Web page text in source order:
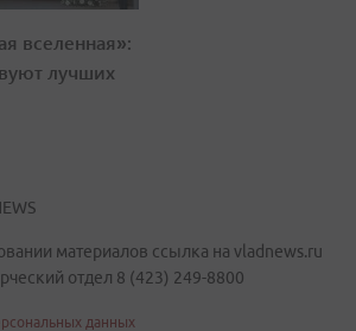
вселенная»:
лучших
материалов ссылка на vladnews.ru
отдел 8 (423) 249-8800
данных